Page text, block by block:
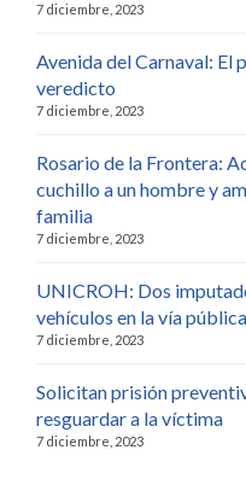
7 diciembre, 2023
Avenida del Carnaval: El
veredicto
7 diciembre, 2023
Rosario de la Frontera:
cuchillo a un hombre y
familia
7 diciembre, 2023
UNICROH: Dos
vehículos en la vía pública
7 diciembre, 2023
Solicitan prisión
resguardar a la víctima
7 diciembre, 2023